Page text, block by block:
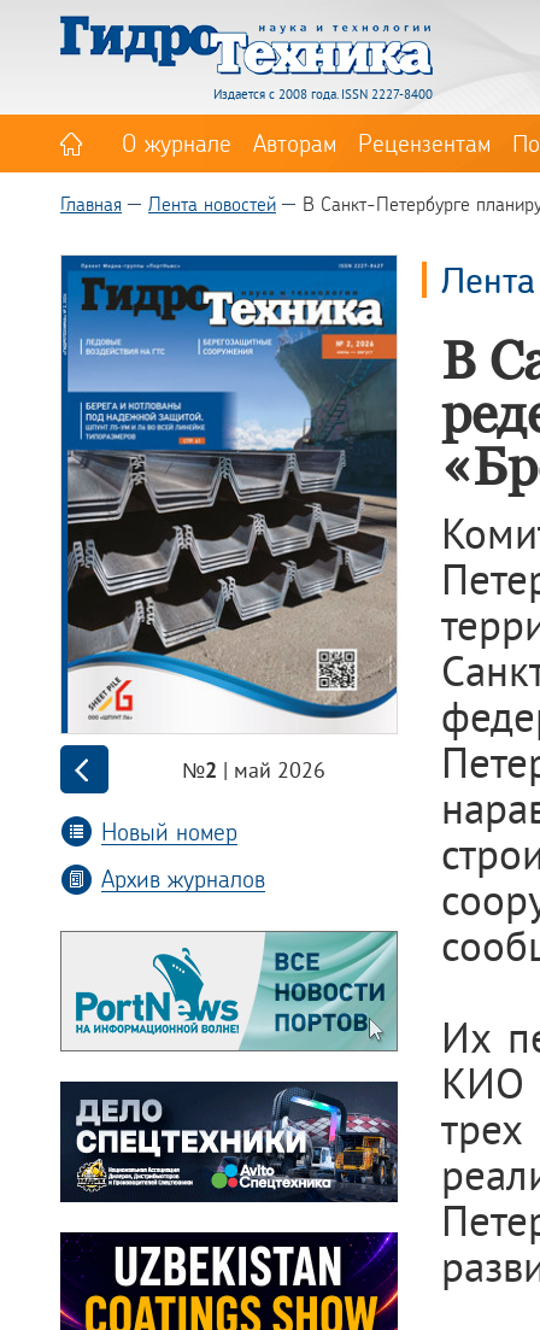
Издается с 2008 года. ISSN 2227-8400
О журнале Авторам Рецензентам
Главная Лента новостей В Санкт-Петербурге
№2 | май 2026
Новый номер
Архив журналов
В
Их
КИО